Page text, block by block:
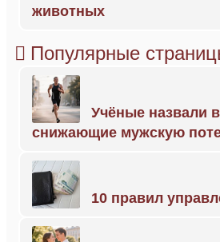
животных
Популярные
Учёные назвали
снижающие мужскую
10 правил